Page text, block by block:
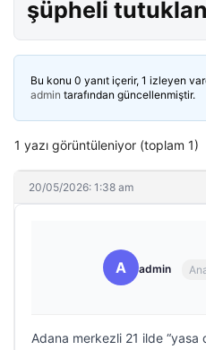
şüpheli
Bu konu 0 yanıt içerir, 1 izleyen
admin tarafından güncellenmiştir.
1 yazı görüntüleniyor (toplam 1)
20/05/2026: 1:38 am
A admin
Adana merkezli 21 ilde “yasa